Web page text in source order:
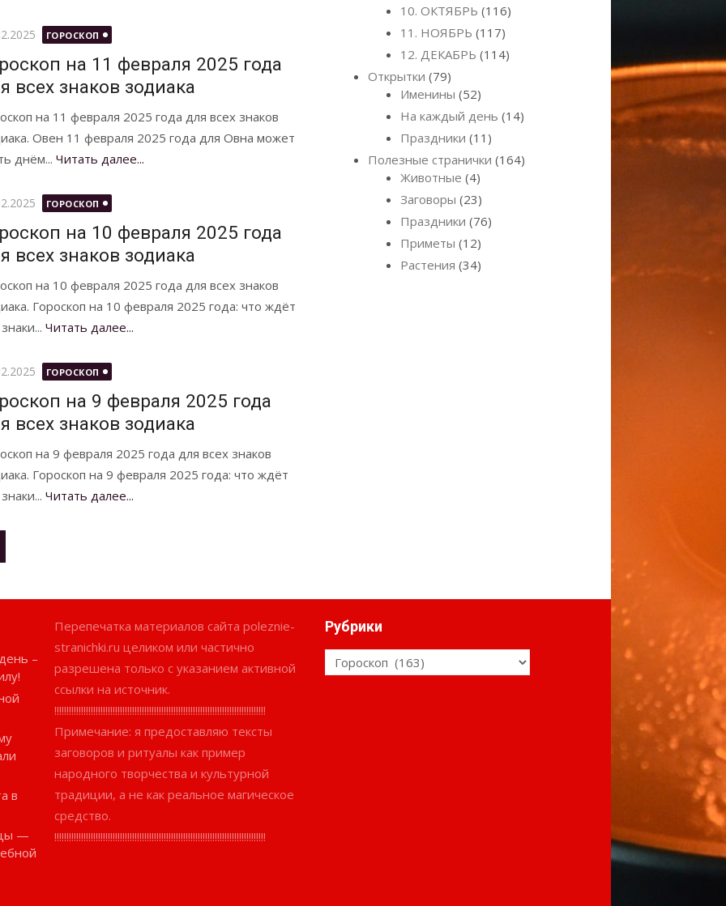
ГОРОСКОП
на 11 февраля 2025 года
всех знаков зодиака
на 11 февраля 2025 года для всех знаков
Овен 11 февраля 2025 года для Овна может
днём... Читать далее...
ГОРОСКОП
на 10 февраля 2025 года
всех знаков зодиака
на 10 февраля 2025 года для всех знаков
Гороскоп на 10 февраля 2025 года: что ждёт
Читать далее...
ГОРОСКОП
на 9 февраля 2025 года
всех знаков зодиака
на 9 февраля 2025 года для всех знаков
Гороскоп на 9 февраля 2025 года: что ждёт
Читать далее...
10. ОКТЯБРЬ (116)
11. НОЯБРЬ (117)
12. ДЕКАБРЬ (114)
Открытки (79)
Именины (52)
На каждый день (14)
Праздники (11)
Полезные странички (164)
Животные (4)
Заговоры (23)
Праздники (76)
Приметы (12)
Растения (34)
–
в
—
Перепечатка материалов сайта poleznie-
stranichki.ru целиком или частично
разрешена только с указанием активной
ссылки на источник.
!!!!!!!!!!!!!!!!!!!!!!!!!!!!!!!!!!!!!!!!!!!!!!!!!!!!!!!!!!!!!!!!!!!!!!!!!!!!!!!!!!!!!!!
Примечание: я предоставляю тексты
заговоров и ритуалы как пример
народного творчества и культурной
традиции, а не как реальное магическое
средство.
!!!!!!!!!!!!!!!!!!!!!!!!!!!!!!!!!!!!!!!!!!!!!!!!!!!!!!!!!!!!!!!!!!!!!!!!!!!!!!!!!!!!!!!
Рубрики
Рубрики